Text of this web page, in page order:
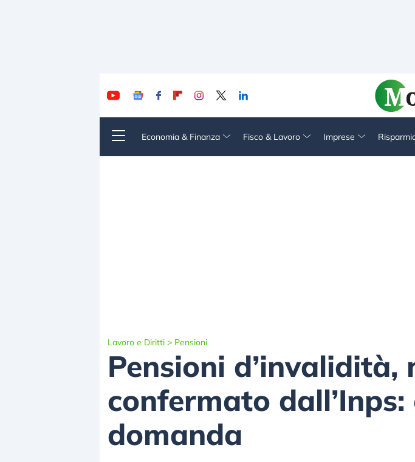
Economia & Finanza Fisco & Lavoro Imprese
Lavoro e Diritti > Pensioni
Pensioni
confermato
domanda